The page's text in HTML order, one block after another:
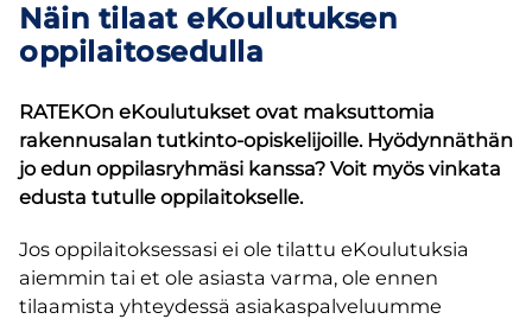
Näin tilaat eKoulutuksen
oppilaitosedulla
RATEKOn eKoulutukset ovat maksuttomia
rakennusalan tutkinto-opiskelijoille. Hyödynnäthän
jo edun oppilasryhmäsi kanssa? Voit myös vinkata
edusta tutulle oppilaitokselle.
Jos oppilaitoksessasi ei ole tilattu eKoulutuksia
aiemmin tai et ole asiasta varma, ole ennen
tilaamista yhteydessä asiakaspalveluumme